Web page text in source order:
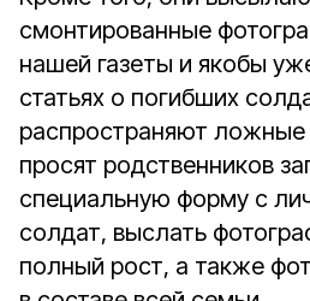
смонтированные
нашей газеты и якобы
статьях о погибших
распространяют
просят родственников
специальную форму с
солдат, выслать
полный рост, а также